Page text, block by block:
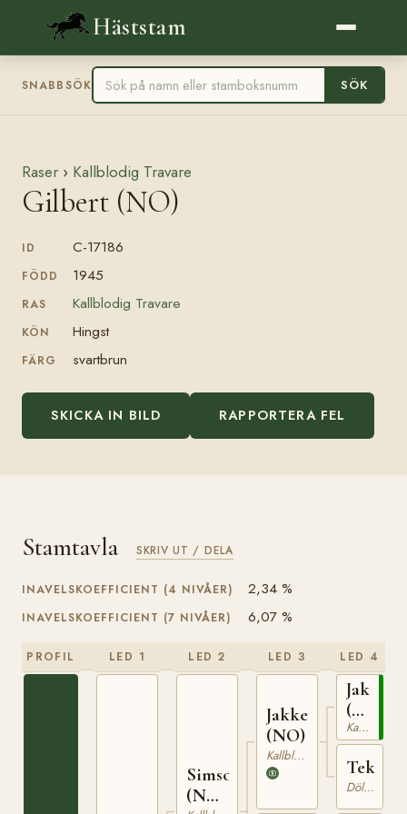
Häststam
SNABBSÖK SÖK
Raser › Kallblodig Travare
Gilbert (NO)
ID C-17186
FÖDD 1945
RAS Kallblodig Travare
KÖN Hingst
FÄRG svartbrun
SKICKA IN BILD RAPPORTERA FEL
Stamtavla SKRIV UT / DELA
INAVELSKOEFFICIENT (4 NIVÅER) 2,34 %
INAVELSKOEFFICIENT (7 NIVÅER) 6,07 %
PROFIL LED 1 LED 2
Simson
(NO)
LED 3
Jakken
(NO)
Kallblodig Travare
LED 4
Jakson
(NO)
T-
42
Kallblodig Travare
Tekla
Dölehäst